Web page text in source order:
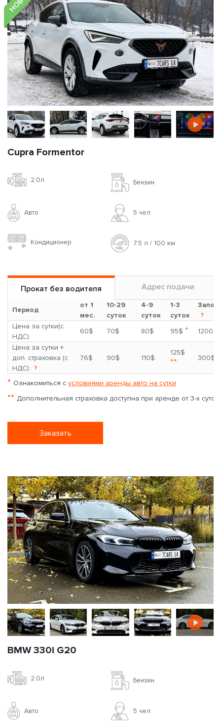
Cupra Formentor
2.0л Бензин
Авто 5 чел
Кондиционер 7.5 л / 100 км
Прокат без водителя Адрес подачи
Период
от 1
мес.
10-29
суток
4-9
суток
1-3
суток
Залог
?
Цена за сутки(с
НДС)
60$ 70$ 80$ 95$ *
1200$
Цена за сутки +
доп. страховка (с
НДС)
?
76$ 90$ 110$
125$
** 300$
* Ознакомиться с условиями аренды авто на сутки
** Дополнительная страховка доступна при аренде от 3-х суток
Заказать
BMW 330i G20
2.0л Бензин
Авто 5 чел